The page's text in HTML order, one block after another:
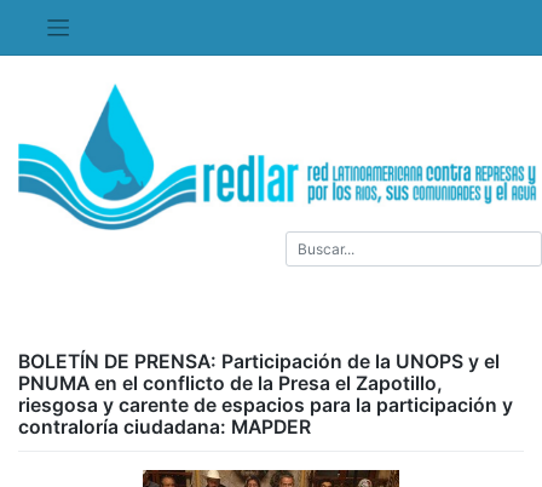
contenido
BOLETÍN DE PRENSA: Participación de la UNOPS y el
PNUMA en el conflicto de la Presa el Zapotillo,
riesgosa y carente de espacios para la participación y
contraloría ciudadana: MAPDER